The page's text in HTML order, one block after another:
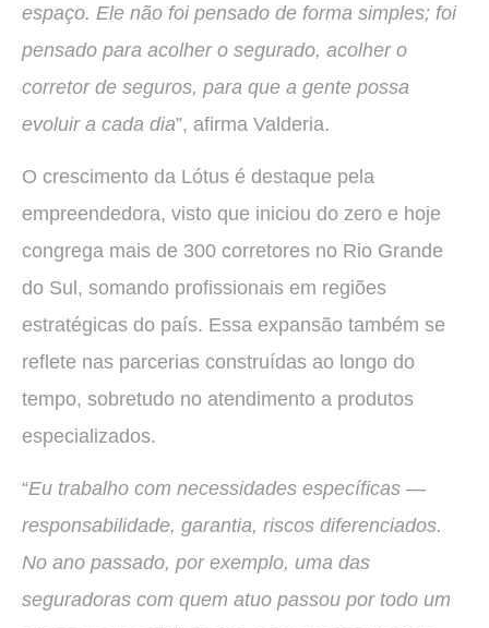
espaço. Ele não foi pensado de forma simples; foi
pensado para acolher o segurado, acolher o
corretor de seguros, para que a gente possa
evoluir a cada dia”, afirma Valderia.
O crescimento da Lótus é destaque pela
empreendedora, visto que iniciou do zero e hoje
congrega mais de 300 corretores no Rio Grande
do Sul, somando profissionais em regiões
estratégicas do país. Essa expansão também se
reflete nas parcerias construídas ao longo do
tempo, sobretudo no atendimento a produtos
especializados.
“Eu trabalho com necessidades específicas —
responsabilidade, garantia, riscos diferenciados.
No ano passado, por exemplo, uma das
seguradoras com quem atuo passou por todo um